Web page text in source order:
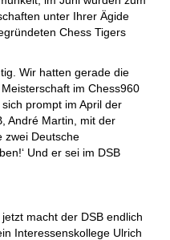
unter Ihrer Ägide
Chess Tigers
Wir hatten gerade die
im Chess960
prompt im April der
André Martin, mit der
zwei Deutsche
Und er sei im DSB
macht der DSB endlich
Interessenskollege Ulrich